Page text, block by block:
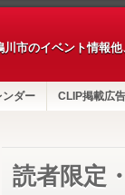
市のイベント情報
ンダー CLIP掲載広告
読者限定